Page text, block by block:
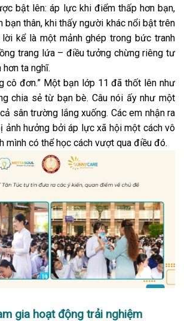
bật lên: áp lực khi điểm thấp hơn bạn,
bạn thân, khi thấy người khác nổi bật trên
kể là một mảnh ghép trong bức tranh
trang lứa – điều tưởng chừng riêng tư
ta nghĩ.
cô đơn.” Một bạn lớp 11 đã thốt lên như
chia sẻ từ bạn bè. Câu nói ấy như một
sân trường lắng xuống. Các em nhận ra
ảnh hưởng bởi áp lực xã hội một cách vô
mình có thể học cách vượt qua điều đó.
gia hoạt động trải nghiệm